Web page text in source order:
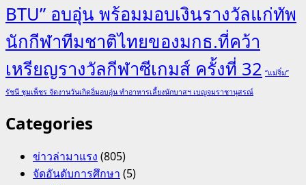
BTU” อบอุ่น พร้อมมอบเงินรางวัลแก่ทัพ
นักกีฬาทีมชาติไทยของมกธ.ที่คว้า
เหรียญรางวัลกีฬาซีเกมส์ ครั้งที่ 32 “แม่จิ๋ม”
รัชนี ชุมเพ็ชร จัดงานวันเกิดอิ่มอบอุ่น ทำอาหารเลี้ยงนักบาสฯ เบญจมราชานุสรณ์
Categories
ข่าวล่ามาแรง (805)
จัดอันดับการศึกษา (5)